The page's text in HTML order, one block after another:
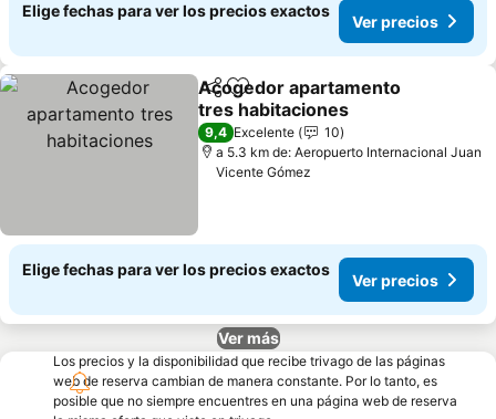
Elige fechas para ver los precios exactos
Ver precios
CompartirAgregar a favoritos
Acogedor apartamento
tres habitaciones
Ver precios
9,4 Excelente
10
a 5.3 km de: Aeropuerto Internacional Juan
Vicente Gómez
Elige fechas para ver los precios exactos
Ver precios
Ver más
Los precios y la disponibilidad que recibe trivago de las páginas
web de reserva cambian de manera constante. Por lo tanto, es
posible que no siempre encuentres en una página web de reserva